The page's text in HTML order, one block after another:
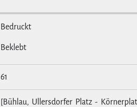
Bedruckt
Beklebt
61
[Bühlau, Ullersdorfer Platz -